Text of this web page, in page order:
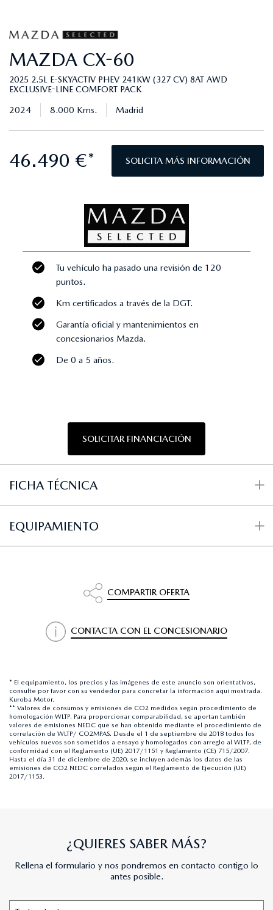
MAZDA CX-60
2025 2.5L E-SKYACTIV PHEV 241KW (327 CV) 8AT AWD
EXCLUSIVE-LINE COMFORT PACK
2024 8.000 Kms. Madrid
46.490 €* SOLICITA MÁS INFORMACIÓN
FICHA TÉCNICA
Tu vehículo ha pasado una revisión de 120
puntos.
Km certificados a través de la DGT.
Garantía oficial y mantenimientos en
concesionarios Mazda.
De 0 a 5 años.
SOLICITAR FINANCIACIÓN
COMPARTIR OFERTA
CONTACTA CON EL CONCESIONARIO
EQUIPAMIENTO
* El equipamiento, los precios y las imágenes de este anuncio son orientativos,
consulte por favor con su vendedor para concretar la información aquí mostrada.
Kuroba Motor.
** Valores de consumos y emisiones de CO2 medidos según procedimiento de
homologación WLTP. Para proporcionar comparabilidad, se aportan también
valores de emisiones NEDC que se han obtenido mediante el procedimiento de
correlación de WLTP/ CO2MPAS. Desde el 1 de septiembre de 2018 todos los
vehículos nuevos son sometidos a ensayo y homologados con arreglo al WLTP, de
conformidad con el Reglamento (UE) 2017/1151 y Reglamento (CE) 715/2007.
Hasta el día 31 de diciembre de 2020, se incluyen además los datos de las
emisiones de CO2 NEDC correlados según el Reglamento de Ejecución (UE)
2017/1153.
¿QUIERES SABER MÁS?
Rellena el formulario y nos pondremos en contacto contigo lo
antes posible.